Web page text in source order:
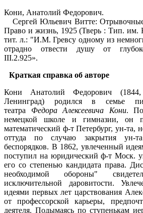
Кони, Анатолий Федорович.
Сергей Юльевич Витте:
Право и жизнь, 1925 (Тверь : Тип. им.
тит. л.: "И.М. Гревсу одному из
отрадно отвести душу от
III.2.925».
Краткая справка об авторе
Кони Анатолий Федорович
Ленинград) родился в семье
театра Федора Алексеевича Кони.
немецкой школе и гимназии, он
математический ф-т Петербург, ун-та,
оттуда по случаю закрытия ун-та
беспорядков. В 1862, увлеченный
поступил на юридический ф-т Моск.
его со степенью кандидата права.
необходимой обороны"
исключительной даровитости.
идеями первых лет царствования
от профессорской карьеры,
деятеля. Подымаясь по ступенькам